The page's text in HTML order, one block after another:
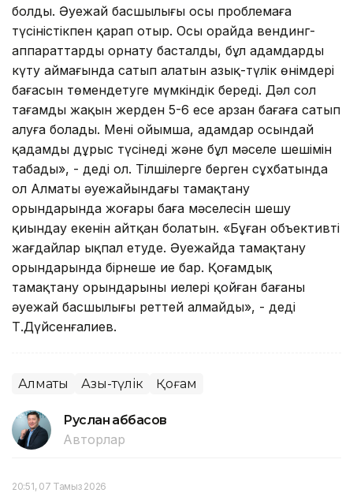
болды. Әуежай басшылығы осы проблемаға
түсіністікпен қарап отыр. Осы орайда вендинг-
аппараттарды орнату басталды, бұл адамдардың
күту аймағында сатып алатын азық-түлік өнімдері
бағасын төмендетуге мүмкіндік береді. Дәл сол
тағамды жақын жерден 5-6 есе арзан бағаға сатып
алуға болады. Менің ойымша, адамдар осындай
қадамды дұрыс түсінеді және бұл мәселе шешімін
табады», - деді ол. Тілшілерге берген сұхбатында
ол Алматы әуежайындағы тамақтану
орындарында жоғары баға мәселесін шешу
қиындау екенін айтқан болатын. «Бұған объективті
жағдайлар ықпал етуде. Әуежайда тамақтану
орындарында бірнеше ие бар. Қоғамдық
тамақтану орындарының иелері қойған бағаны
әуежай басшылығы реттей алмайды», - деді
Т.Дүйсенғалиев.
Алматы Азық-түлік Қоғам
Руслан Ғаббасов
Авторлар
20:51, 07 Тамыз 2026